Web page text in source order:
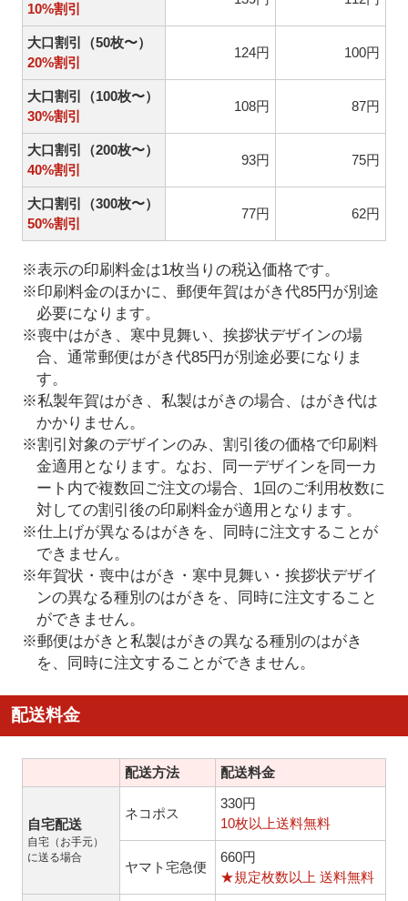
10%割引
大口割引（50枚〜）
20%割引
124円 100円
大口割引（100枚〜）
30%割引
108円 87円
大口割引（200枚〜）
40%割引
93円 75円
大口割引（300枚〜）
50%割引
77円 62円
※表示の印刷料金は1枚当りの税込価格です。
※印刷料金のほかに、郵便年賀はがき代85円が別途
必要になります。
※喪中はがき、寒中見舞い、挨拶状デザインの場
合、通常郵便はがき代85円が別途必要になりま
す。
※私製年賀はがき、私製はがきの場合、はがき代は
かかりません。
※割引対象のデザインのみ、割引後の価格で印刷料
金適用となります。なお、同一デザインを同一カ
ート内で複数回ご注文の場合、1回のご利用枚数に
対しての割引後の印刷料金が適用となります。
※仕上げが異なるはがきを、同時に注文することが
できません。
※年賀状・喪中はがき・寒中見舞い・挨拶状デザイ
ンの異なる種別のはがきを、同時に注文すること
ができません。
※郵便はがきと私製はがきの異なる種別のはがき
を、同時に注文することができません。
配送料金
配送方法 配送料金
自宅配送
自宅（お手元）
に送る場合
ネコポス
330円
10枚以上送料無料
ヤマト宅急便
660円
★規定枚数以上 送料無料